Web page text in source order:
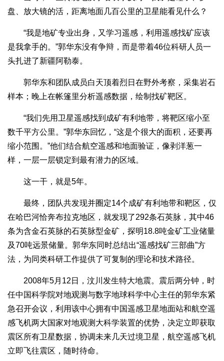
盘、放大镜的活，距离地面几百公里的卫星能看见什么？
“我是地矿专业出身，又学习遥感，利用遥感找矿应该
是我拿手的。”郭华东没有争辩，而是带着46位科研人员一
头扎进了新疆阿勒泰。
郭华东和团队成员白天顶着烈日在野外考察，采集岩石
样本；晚上在帐篷里分析遥感数据，绘制找矿靶区。
“我们先用卫星遥感找到成矿有利地带，将靶区缩小至
数千平方公里。”郭华东回忆，“这是个很大的面积，还要再
缩小范围。”他们结合航空遥感和地面验证，像剥洋葱一
样，一层一层锁定到最有潜力的区域。
这一干，就是5年。
最终，团队共发现并圈定14个成矿有利地带和靶区，仅
在哈巴河恰奔布拉克地区，就发现了292条石英脉，其中46
条为含金石英脉的石英脉型金矿，探明18.8吨金矿工业储量
及70吨远景储量。郭华东同时总结出“遥感找矿三部曲”方
法，为同类科研工作提供了可复制的理论和技术路径。
2008年5月12日，汶川发生特大地震。震后两分钟，时
任中国科学院对地观测与数字地球科学中心主任的郭华东紧
急召开会议，利用该中心拥有中国遥感卫星地面站和航空遥
感飞机两大国家对地观测大科学装置的优势，决定立即获取
震区所有卫星数据，协调未来几天过境卫星，航空遥感飞机
立即飞往震区，随时待命。